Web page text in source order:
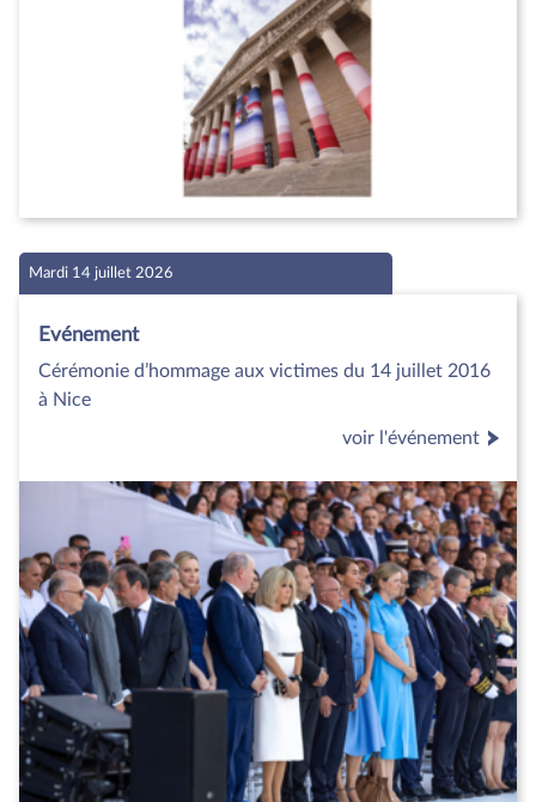
Mardi 14 juillet 2026
Evénement
Cérémonie d’hommage aux victimes du 14 juillet 2016
à Nice
voir l'événement